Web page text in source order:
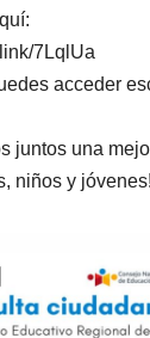
7LqlUa
acceder
juntos una
niños y jóvenes!